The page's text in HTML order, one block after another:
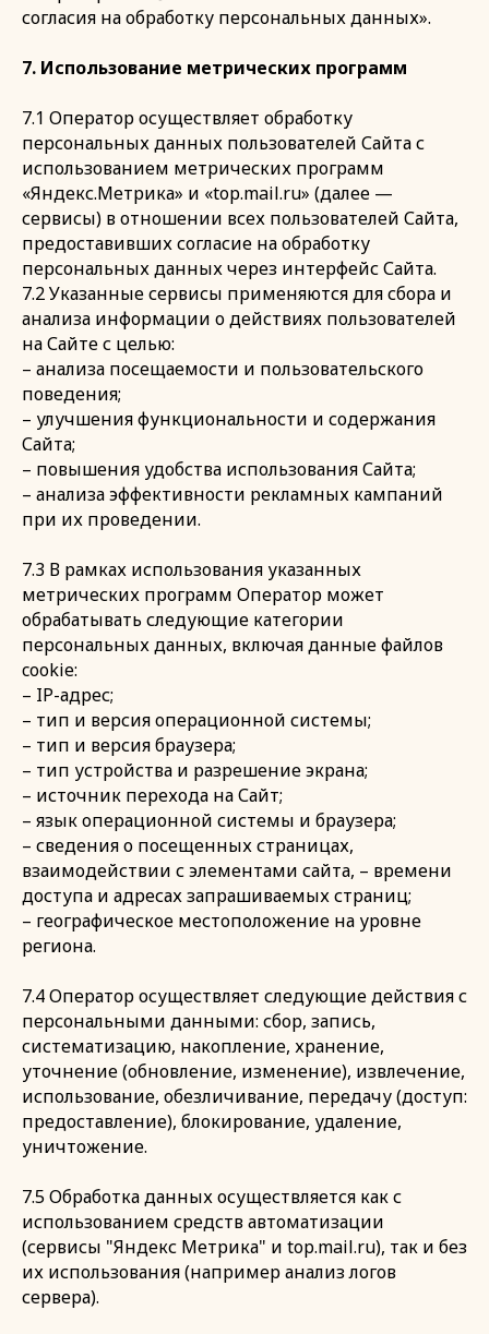
согласия на обработку персональных данных».
7. Использование метрических программ
7.1 Оператор осуществляет обработку
персональных данных пользователей Сайта с
использованием метрических программ
«Яндекс.Метрика» и «top.mail.ru» (далее —
сервисы) в отношении всех пользователей Сайта,
предоставивших согласие на обработку
персональных данных через интерфейс Сайта.
7.2 Указанные сервисы применяются для сбора и
анализа информации о действиях пользователей
на Сайте с целью:
– анализа посещаемости и пользовательского
поведения;
– улучшения функциональности и содержания
Сайта;
– повышения удобства использования Сайта;
– анализа эффективности рекламных кампаний
при их проведении.
7.3 В рамках использования указанных
метрических программ Оператор может
обрабатывать следующие категории
персональных данных, включая данные файлов
cookie:
– IP-адрес;
– тип и версия операционной системы;
– тип и версия браузера;
– тип устройства и разрешение экрана;
– источник перехода на Сайт;
– язык операционной системы и браузера;
– сведения о посещенных страницах,
взаимодействии с элементами сайта, – времени
доступа и адресах запрашиваемых страниц;
– географическое местоположение на уровне
региона.
7.4 Оператор осуществляет следующие действия с
персональными данными: сбор, запись,
систематизацию, накопление, хранение,
уточнение (обновление, изменение), извлечение,
использование, обезличивание, передачу (доступ:
предоставление), блокирование, удаление,
уничтожение.
7.5 Обработка данных осуществляется как с
использованием средств автоматизации
(сервисы "Яндекс Метрика" и top.mail.ru), так и без
их использования (например анализ логов
сервера).